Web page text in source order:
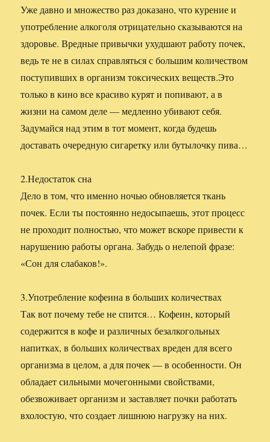
Уже давно и множество раз доказано, что курение и
употребление алкоголя отрицательно сказываются на
здоровье. Вредные привычки ухудшают работу почек,
ведь те не в силах справляться с большим количеством
поступивших в организм токсических веществ.Это
только в кино все красиво курят и попивают, а в
жизни на самом деле — медленно убивают себя.
Задумайся над этим в тот момент, когда будешь
доставать очередную сигаретку или бутылочку пива…
2.Недостаток сна
Дело в том, что именно ночью обновляется ткань
почек. Если ты постоянно недосыпаешь, этот процесс
не проходит полностью, что может вскоре привести к
нарушению работы органа. Забудь о нелепой фразе:
«Сон для слабаков!».
3.Употребление кофеина в больших количествах
Так вот почему тебе не спится… Кофеин, который
содержится в кофе и различных безалкогольных
напитках, в больших количествах вреден для всего
организма в целом, а для почек — в особенности. Он
обладает сильными мочегонными свойствами,
обезвоживает организм и заставляет почки работать
вхолостую, что создает лишнюю нагрузку на них.